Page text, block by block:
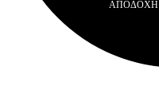
ΑΠΟΔΟΧΉ